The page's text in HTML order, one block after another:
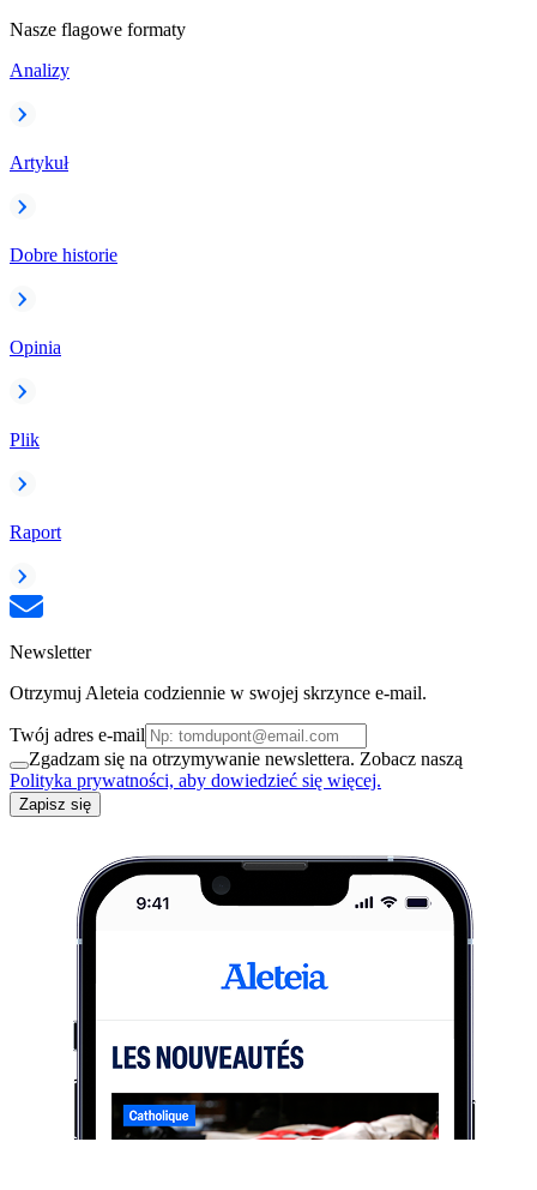
Nasze flagowe formaty
Analizy
Artykuł
Dobre historie
Opinia
Plik
Raport
Newsletter
Otrzymuj Aleteia codziennie w swojej skrzynce e-mail.
Twój adres e-mail
Zgadzam się na otrzymywanie newslettera. Zobacz naszą
Polityka prywatności, aby dowiedzieć się więcej.
Zapisz się